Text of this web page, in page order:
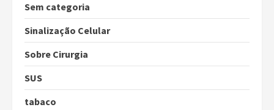
Sem categoria
Sinalização Celular
Sobre Cirurgia
SUS
tabaco